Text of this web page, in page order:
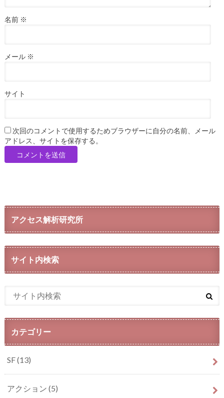
名前 ※
メール ※
サイト
次回のコメントで使用するためブラウザーに自分の名前、メール
アドレス、サイトを保存する。
アクセス解析研究所
サイト内検索
カテゴリー
SF(13)
アクション (5)